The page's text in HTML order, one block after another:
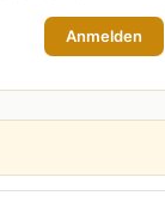
Anmelden